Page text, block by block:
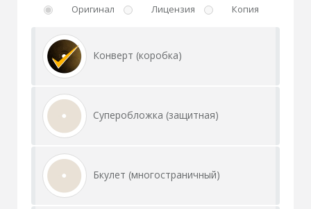
Оригинал Лицензия Копия
Конверт (коробка)
Суперобложка (защитная)
Бкулет (многостраничный)